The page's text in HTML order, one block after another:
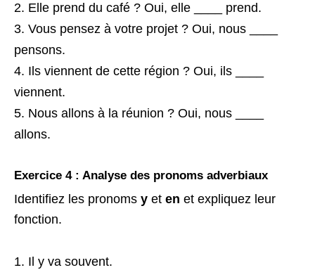
Elle prend du café ? Oui, elle ____ prend.
Vous pensez à votre projet ? Oui, nous ____
pensons.
Ils viennent de cette région ? Oui, ils ____
viennent.
Nous allons à la réunion ? Oui, nous ____
allons.
Exercice 4 : Analyse des pronoms adverbiaux
Identifiez les pronoms y et en et expliquez leur
fonction.
Il y va souvent.